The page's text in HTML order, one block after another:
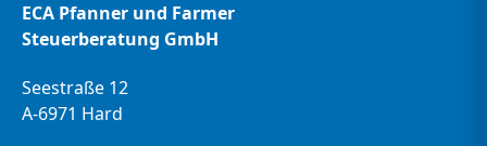
ECA Pfanner und Farmer
Steuerberatung GmbH
Seestraße 12
A-6971 Hard